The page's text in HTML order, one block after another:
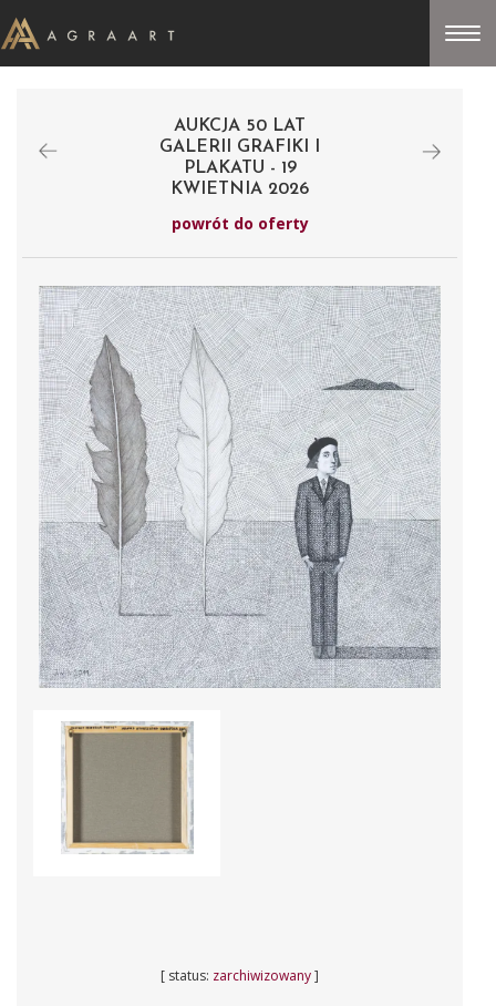
AUKCJA 50 LAT
GALERII GRAFIKI I
PLAKATU - 19
KWIETNIA 2026
powrót do oferty
[ status: zarchiwizowany]